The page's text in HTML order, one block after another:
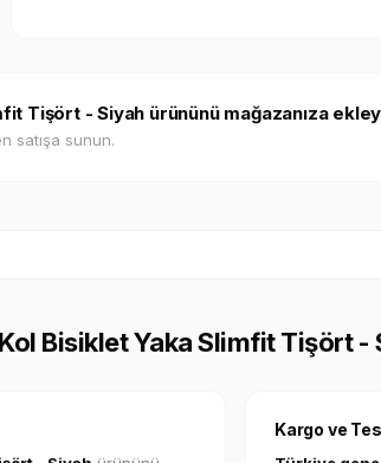
Tişört - Siyah ürününü mağazanıza
satışa sunun.
Bisiklet Yaka Slimfit Tişört
Kargo ve